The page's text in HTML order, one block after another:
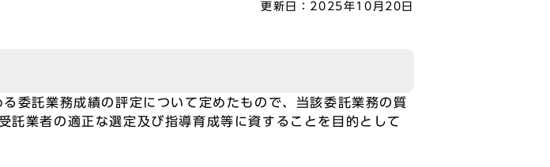
更新日： 2025年10月20日
委託業務成績の評定について定めたもので、当該委託業務の質
託業者の適正な選定及び指導育成等に資することを目的として